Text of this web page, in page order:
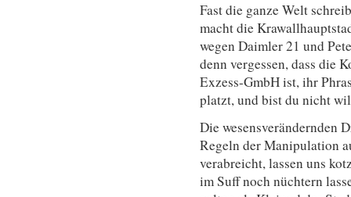
Fast die ganze Welt
macht die
wegen Daimler 21 und
denn vergessen, dass die
Exzess-GmbH ist, ihr
platzt, und bist du nicht
Die wesensverändernden
Regeln der Manipulation
verabreicht, lassen uns
im Suff noch nüchtern